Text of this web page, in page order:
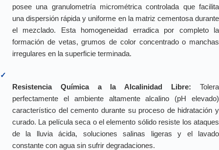
posee una granulometría micrométrica controlada que facilita
una dispersión rápida y uniforme en la matriz cementosa durante
el mezclado. Esta homogeneidad erradica por completo la
formación de vetas, grumos de color concentrado o manchas
irregulares en la superficie terminada.
✓
Resistencia Química a la Alcalinidad Libre: Tolera
perfectamente el ambiente altamente alcalino (pH elevado)
característico del cemento durante su proceso de hidratación y
curado. La película seca o el elemento sólido resiste los ataques
de la lluvia ácida, soluciones salinas ligeras y el lavado
constante con agua sin sufrir degradaciones.